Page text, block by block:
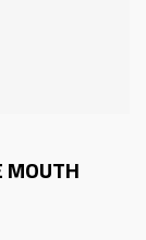
MOUTH